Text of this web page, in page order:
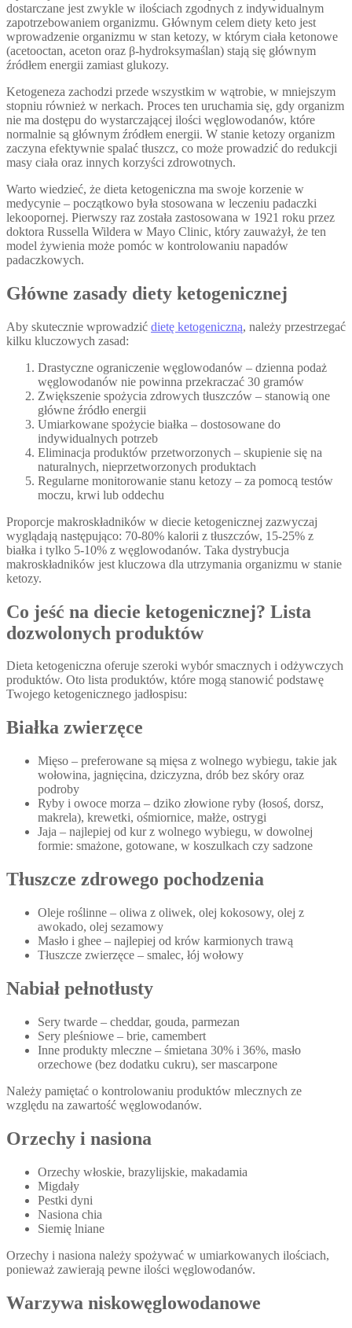
dostarczane jest zwykle w ilościach zgodnych z indywidualnym
zapotrzebowaniem organizmu. Głównym celem diety keto jest
wprowadzenie organizmu w stan ketozy, w którym ciała ketonowe
(acetooctan, aceton oraz β-hydroksymaślan) stają się głównym
źródłem energii zamiast glukozy.
Ketogeneza zachodzi przede wszystkim w wątrobie, w mniejszym
stopniu również w nerkach. Proces ten uruchamia się, gdy organizm
nie ma dostępu do wystarczającej ilości węglowodanów, które
normalnie są głównym źródłem energii. W stanie ketozy organizm
zaczyna efektywnie spalać tłuszcz, co może prowadzić do redukcji
masy ciała oraz innych korzyści zdrowotnych.
Warto wiedzieć, że dieta ketogeniczna ma swoje korzenie w
medycynie – początkowo była stosowana w leczeniu padaczki
lekoopornej. Pierwszy raz została zastosowana w 1921 roku przez
doktora Russella Wildera w Mayo Clinic, który zauważył, że ten
model żywienia może pomóc w kontrolowaniu napadów
padaczkowych.
Główne zasady diety ketogenicznej
Aby skutecznie wprowadzić dietę ketogeniczną, należy przestrzegać
kilku kluczowych zasad:
Drastyczne ograniczenie węglowodanów – dzienna podaż
węglowodanów nie powinna przekraczać 30 gramów
Zwiększenie spożycia zdrowych tłuszczów – stanowią one
główne źródło energii
Umiarkowane spożycie białka – dostosowane do
indywidualnych potrzeb
Eliminacja produktów przetworzonych – skupienie się na
naturalnych, nieprzetworzonych produktach
Regularne monitorowanie stanu ketozy – za pomocą testów
moczu, krwi lub oddechu
Proporcje makroskładników w diecie ketogenicznej zazwyczaj
wyglądają następująco: 70-80% kalorii z tłuszczów, 15-25% z
białka i tylko 5-10% z węglowodanów. Taka dystrybucja
makroskładników jest kluczowa dla utrzymania organizmu w stanie
ketozy.
Co jeść na diecie ketogenicznej? Lista
dozwolonych produktów
Dieta ketogeniczna oferuje szeroki wybór smacznych i odżywczych
produktów. Oto lista produktów, które mogą stanowić podstawę
Twojego ketogenicznego jadłospisu:
Białka zwierzęce
Mięso – preferowane są mięsa z wolnego wybiegu, takie jak
wołowina, jagnięcina, dziczyzna, drób bez skóry oraz
podroby
Ryby i owoce morza – dziko złowione ryby (łosoś, dorsz,
makrela), krewetki, ośmiornice, małże, ostrygi
Jaja – najlepiej od kur z wolnego wybiegu, w dowolnej
formie: smażone, gotowane, w koszulkach czy sadzone
Tłuszcze zdrowego pochodzenia
Oleje roślinne – oliwa z oliwek, olej kokosowy, olej z
awokado, olej sezamowy
Masło i ghee – najlepiej od krów karmionych trawą
Tłuszcze zwierzęce – smalec, łój wołowy
Nabiał pełnotłusty
Sery twarde – cheddar, gouda, parmezan
Sery pleśniowe – brie, camembert
Inne produkty mleczne – śmietana 30% i 36%, masło
orzechowe (bez dodatku cukru), ser mascarpone
Należy pamiętać o kontrolowaniu produktów mlecznych ze
względu na zawartość węglowodanów.
Orzechy i nasiona
Orzechy włoskie, brazylijskie, makadamia
Migdały
Pestki dyni
Nasiona chia
Siemię lniane
Orzechy i nasiona należy spożywać w umiarkowanych ilościach,
ponieważ zawierają pewne ilości węglowodanów.
Warzywa niskowęglowodanowe